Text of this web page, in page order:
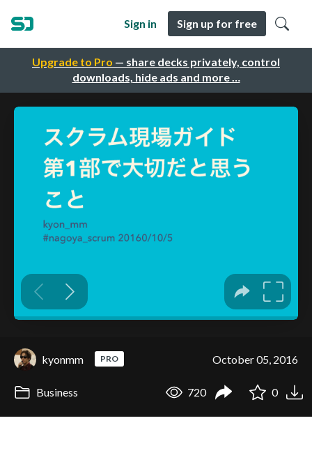
Upgrade to Pro — share decks privately, control
downloads, hide ads and more …
Sign in Sign up for free
kyonmm PRO October 05, 2016
Business 720 0